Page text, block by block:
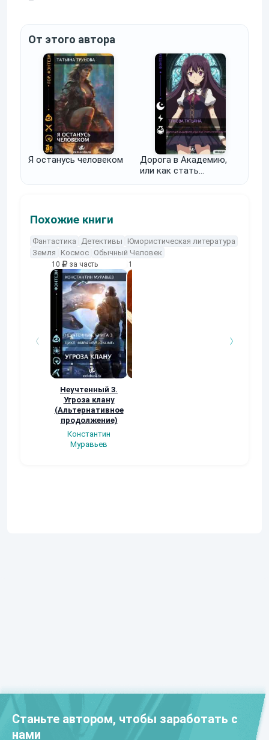
От этого автора
Я останусь человеком
Дорога в Академию,
или как стать
Похожие книги
Фантастика Детективы
Юмористическая литература
Земля
Космос Обычный Человек
10 за часть
Неучтенный 3.
Угроза клану
(Альтернативное
продолжение)
Константин
Муравьев
10
Станьте автором, чтобы заработать с
нами